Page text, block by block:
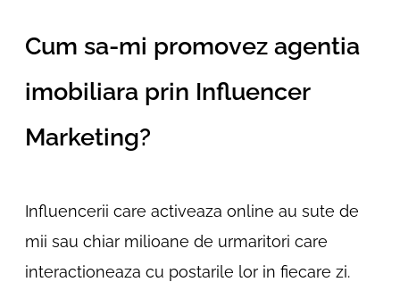
Cum sa-mi promovez agentia
imobiliara prin Influencer
Marketing?
Influencerii care activeaza online au sute de
mii sau chiar milioane de urmaritori care
interactioneaza cu postarile lor in fiecare zi.